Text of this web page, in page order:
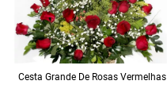
Cesta Grande De Rosas Vermelhas